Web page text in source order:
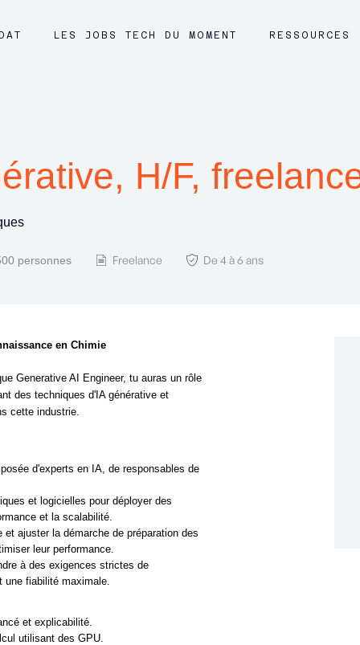
LES JOBS TECH DU MOMENT RESSOURCES
H/F,
personnes Freelance De 4 à 6 ans
en Chimie
Generative AI Engineer, tu auras un rôle
des techniques d'IA générative et
cette industrie.
d'experts en IA, de responsables de
et logicielles pour déployer des
et la scalabilité.
ajuster la démarche de préparation des
leur performance.
à des exigences strictes de
fiabilité maximale.
et explicabilité.
utilisant des GPU.